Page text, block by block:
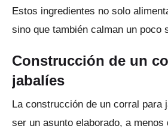
Estos ingredientes no solo
sino que también calman un poco
Construcción de un
jabalíes
La construcción de un corral para
ser un asunto elaborado, a menos